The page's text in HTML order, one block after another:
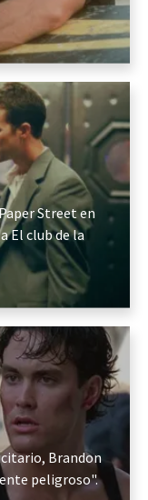
Street en
El club de la
Brandon
peligroso".